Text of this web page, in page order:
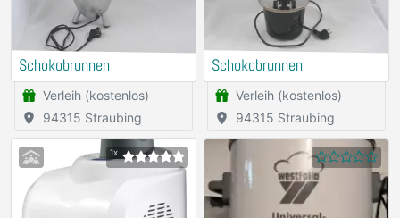
Schokobrunnen
Verleih (kostenlos)
94315 Straubing
Schokobrunnen
Verleih (kostenlos)
94315 Straubing
1x